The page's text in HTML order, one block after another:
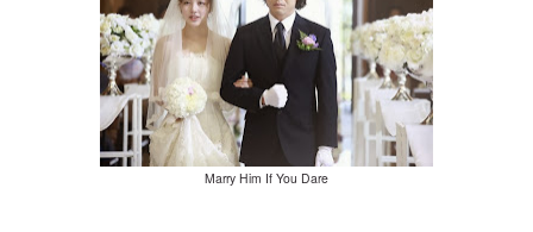
Marry Him If You Dare